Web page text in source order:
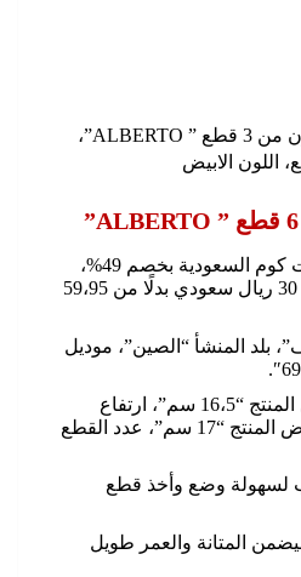
طقم مدفئة طعام مكون من 3 قطع ” ALBERTO”،
متوافرة من نون دوت كوم السعودية بخصم 49%،
ليصبح السعر الحالي 30 ريال سعودي بدلًا من 59،95
بلد المنشأ “الصين”، موديل
المادة “زجاج”، طول المنتج “16،5 سم”، ارتفاع
المنتج “27 سم”، عرض المنتج “17 سم”، عدد القطع
لسهولة وضع وأخذ قطع
المتانة والعمر طويل